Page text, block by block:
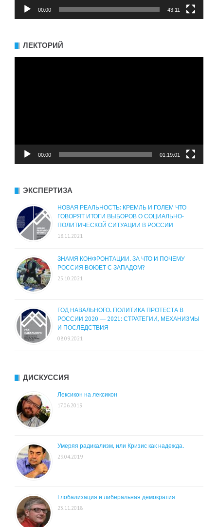
00:00 43:11
ЛЕКТОРИЙ
00:00 01:19:01
ЭКСПЕРТИЗА
НОВАЯ РЕАЛЬНОСТЬ: КРЕМЛЬ И ГОЛЕМ ЧТО
ГОВОРЯТ ИТОГИ ВЫБОРОВ О СОЦИАЛЬНО-
ПОЛИТИЧЕСКОЙ СИТУАЦИИ В РОССИИ
18.11.2021
ЗНАМЯ КОНФРОНТАЦИИ. ЗА ЧТО И ПОЧЕМУ
РОССИЯ ВОЮЕТ С ЗАПАДОМ?
25.10.2021
ГОД НАВАЛЬНОГО. ПОЛИТИКА ПРОТЕСТА В
РОССИИ 2020 — 2021: СТРАТЕГИИ, МЕХАНИЗМЫ
И ПОСЛЕДСТВИЯ
08.09.2021
ДИСКУССИЯ
Лексикон на лексикон
17.06.2019
Умеряя радикализм, или Кризис как надежда.
29.04.2019
Глобализация и либеральная демократия
23.11.2018